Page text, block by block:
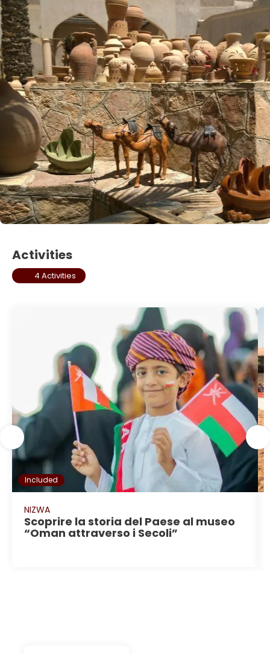
Activities
4 Activities
Included
NIZWA
Scoprire la storia del Paese al museo
“Oman attraverso i Secoli”